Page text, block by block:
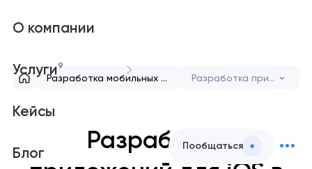
О компании
Услуги9
Кейсы
Блог Пообщаться
Разработка мобильных приложений Разработка приложений для iOS
Разработка